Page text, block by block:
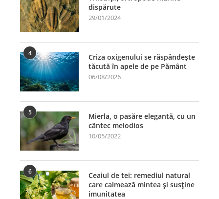
dispărute
29/01/2024
4
Criza oxigenului se răspândește
tăcută în apele de pe Pământ
06/08/2026
5
Mierla, o pasăre elegantă, cu un
cântec melodios
10/05/2022
6
Ceaiul de tei: remediul natural
care calmează mintea și susține
imunitatea